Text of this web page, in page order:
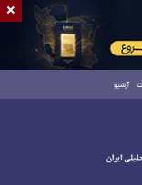
آرشیو
×